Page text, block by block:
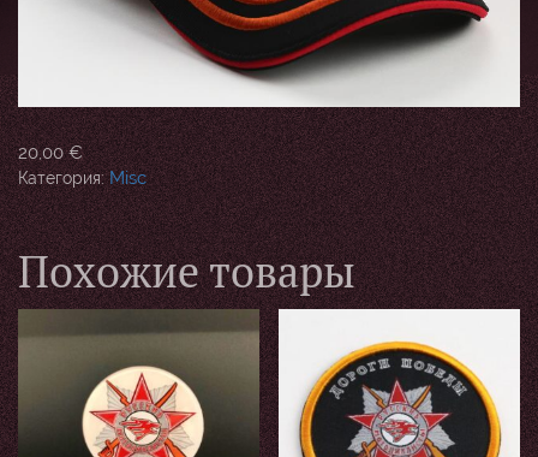
20,00€
Категория:Misc
Похожие товары